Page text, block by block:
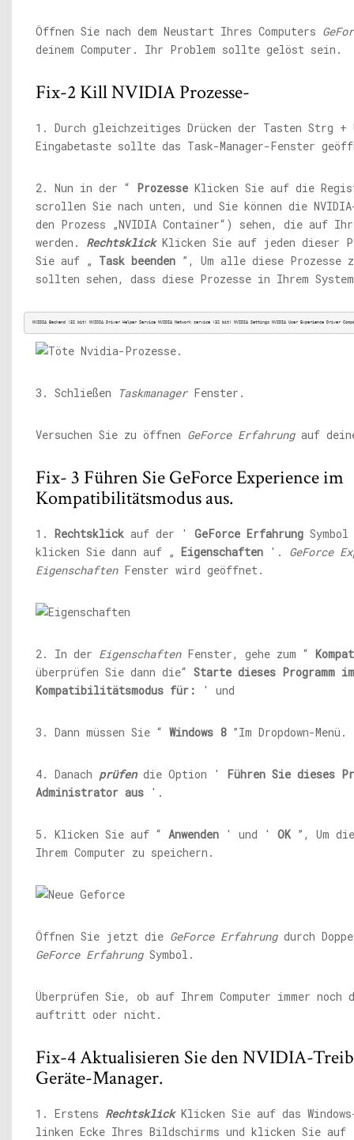
Öffnen Sie nach dem Neustart Ihres Computers
deinem Computer. Ihr Problem sollte gelöst sein.
Fix-2 Kill NVIDIA Prozesse-
1. Durch gleichzeitiges Drücken der Tasten Strg +
Eingabetaste sollte das Task-Manager-Fenster
2. Nun in der “ Prozesse Klicken Sie auf die
scrollen Sie nach unten, und Sie können die
den Prozess „NVIDIA Container“) sehen, die auf
werden. Rechtsklick Klicken Sie auf jeden dieser
Sie auf „ Task beenden ”, Um alle diese Prozesse
sollten sehen, dass diese Prozesse in Ihrem
NVIDIA Backend (32 bit) NVIDIA Driver Helper Service NVIDIA Network service (32 bit) NVIDIA Settings NVIDIA User Experience Driver
3. Schließen TaskmanagerFenster.
Versuchen Sie zu öffnen GeForce Erfahrungauf
Fix- 3 Führen Sie GeForce Experience im
Kompatibilitätsmodus aus.
1. Rechtsklick auf der ' GeForce Erfahrung
klicken Sie dann auf „ Eigenschaften '. GeForce
EigenschaftenFenster wird geöffnet.
2. In der EigenschaftenFenster, gehe zum “
überprüfen Sie dann die“ Starte dieses Programm im
Kompatibilitätsmodus für:
' und
3. Dann müssen Sie “ Windows 8”Im Dropdown-Menü.
4. Danach prüfen die Option ' Führen Sie dieses
Administrator aus '.
5. Klicken Sie auf “ Anwenden ' und ' OK ”, Um
Ihrem Computer zu speichern.
Öffnen Sie jetzt die GeForce Erfahrungdurch
GeForce ErfahrungSymbol.
Überprüfen Sie, ob auf Ihrem Computer immer noch
auftritt oder nicht.
Fix-4 Aktualisieren Sie den NVIDIA-
Geräte-Manager.
1. Erstens Rechtsklick Klicken Sie auf das
linken Ecke Ihres Bildschirms und klicken Sie